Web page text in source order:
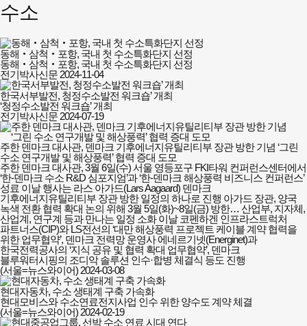
수소
동해‧삼척‧포항, 국내 첫 수소특화단지 선정
동해‧삼척‧포항, 국내 첫 수소특화단지 선정
전기박사신문 2024-11-04
한국서부발전, 청정수소발전 워크숍’ 개최
‘청정수소발전 워크숍’ 개최
전기박사신문 2024-07-19
주한 덴마크 대사관, 덴마크 기후에너지유틸리티부 장관 방한 기념 ‘그린
수소 연구개발 및 해상풍력’ 협력 증대 도모
주한 덴마크 대사관, 3월 6일(수) 서울 영등포구 FKI타워 컨퍼런스센터에서
‘한-덴마크 수소 R&D 심포지엄’과 ‘한-덴마크 해상풍력 비즈니스 컨퍼런스’
성료 이날 행사는 라스 아가드(Lars Aagaard) 덴마크
기후에너지유틸리티부 장관 방한 일정의 하나로 진행 아가드 장관, 양국
녹색 전환 협력 확대 논의 위해 3월 5일(화)~8일(금) 방한… 산업부, 지자체,
산업계, 연구계 등과 만나는 일정 소화 이날 코펜하겐 인프라스트럭처
파트너스(CIP)와 LS전선의 ‘대만 해상풍력 프로젝트 케이블 계약 협력을
위한 업무협약’, 덴마크 전력망 운영사 에네르기넷(Energinet)과
한국전력공사의 ‘지식 공유 및 협력 확대 업무협약’, 덴마크
블루워터시핑의 조디악 솔루션 인수·합병 체결식 등도 진행
(서울=뉴스와이어) 2024-03-08
현대자동차, 수소 생태계 구축 가속화
현대모비스와 수소연료전지사업 인수 위한 양수도 계약 체결
(서울=뉴스와이어) 2024-02-19